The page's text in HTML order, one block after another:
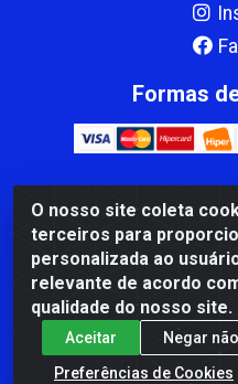
O nosso site coleta
terceiros para
personalizada ao
relevante de acordo
qualidade do nosso site.
Aceitar
Negar
Preferências de Cookies
Formas
CBP MACEDO
Miranda Madureira,
Itapemirim/ES - CEP